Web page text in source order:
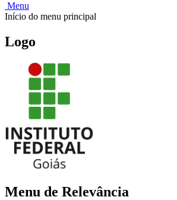
Menu
Início do menu principal
Logo
Menu de Relevância